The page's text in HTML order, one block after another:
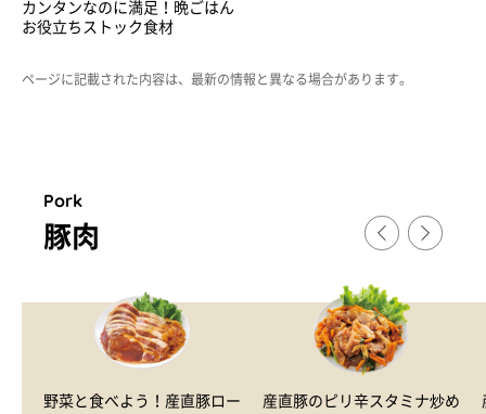
カンタンなのに満足！晩ごはん
お役立ちストック食材
ページに記載された内容は、最新の情報と異なる場合があります。
Pork
豚肉
野菜と食べよう！産直豚ロー
産直豚のピリ辛スタミナ炒め